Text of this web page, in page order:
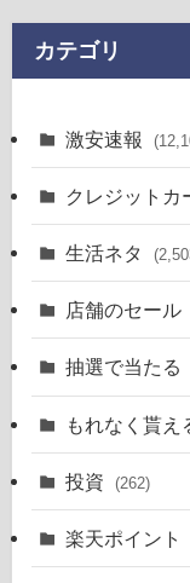
カテゴリ
激安速報
クレジットカ
生活ネタ
店舗のセール
抽選で当たる
もれなく貰え
投資 (262)
楽天ポイント